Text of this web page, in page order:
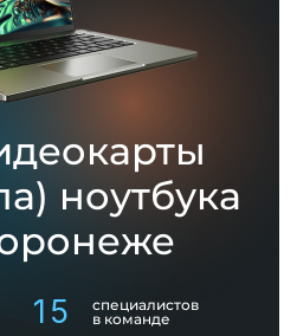
ноутбука
15
специалистов
в команде